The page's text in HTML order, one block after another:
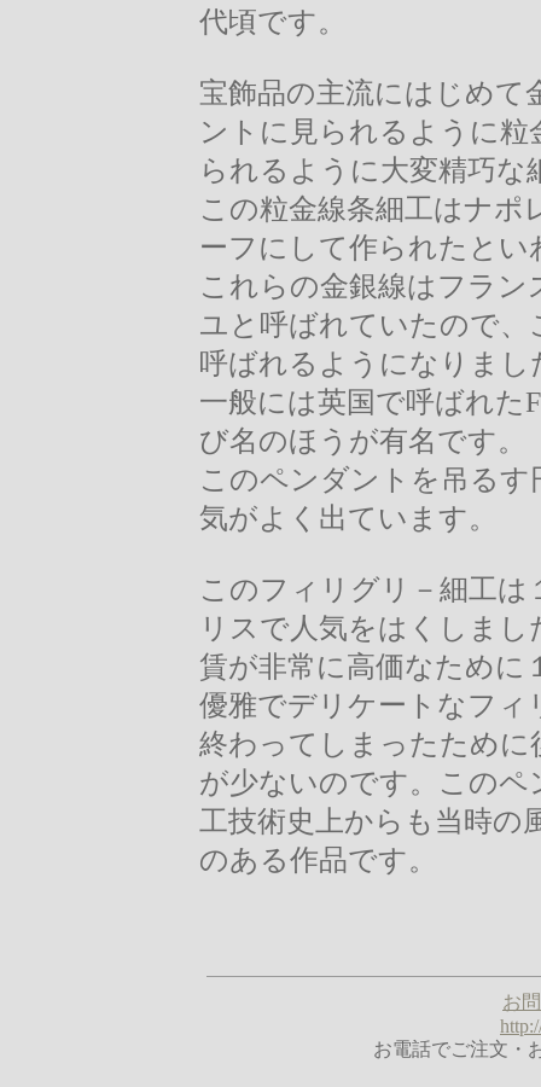
代頃です。
宝飾品の主流にはじめて
ントに見られるように
られるように大変精巧な
この粒金線条細工はナポ
ーフにして作られたとい
これらの金銀線はフラ
ユと呼ばれていたので
呼ばれるようになりまし
一般には英国で呼ばれた
び名のほうが有名です。
このペンダントを吊る
気がよく出ています。
このフィリグリ－細工
リスで人気をはくしま
賃が非常に高価なために
優雅でデリケートなフィ
終わってしまったために
が少ないのです。この
工技術史上からも当時の
のある作品です。
お
お電話でご注文・